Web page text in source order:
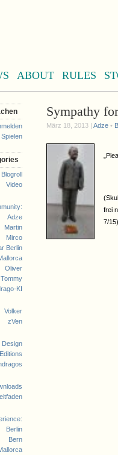
ABOUT RULES
Spielen
Blogroll
Video
Adze
Martin
Mirco
Berlin
Oliver
Tommy
KI
Volker
zVen
Design
Editions
Berlin
Bern
Sympathy
März 18, 2013 | Adze •
frei
7/15)